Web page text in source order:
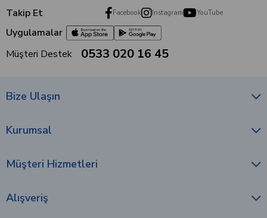
Takip Et Facebook Instagram YouTube
Uygulamalar
Müşteri Destek
0533 020 16 45
Bize Ulaşın
Kurumsal
Müşteri Hizmetleri
Alışveriş